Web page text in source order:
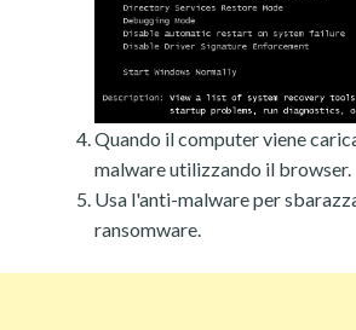
Quando il computer viene
malware utilizzando il browser.
Usa l'anti-malware per
ransomware.